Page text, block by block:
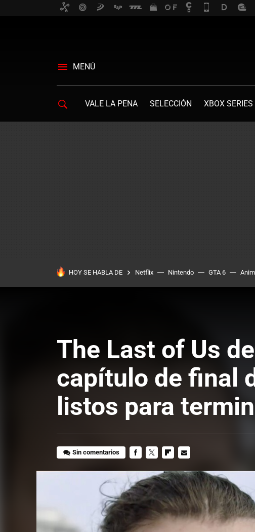
MENÚ
VALE LA PENA SELECCIÓN XBOX
HOY SE HABLA DE Netflix Nintendo GTA 6
The Last of Us
capítulo de final
listos para
Sin comentarios
MAIL